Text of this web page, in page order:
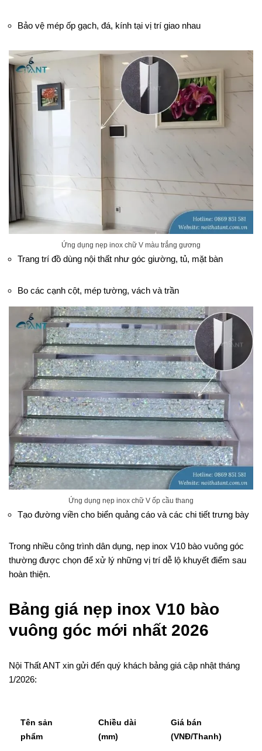
Bảo vệ mép ốp gạch, đá, kính tại vị trí giao nhau
Ứng dụng nẹp inox chữ V màu trắng gương
Trang trí đồ dùng nội thất như góc giường, tủ, mặt bàn
Bo các cạnh cột, mép tường, vách và trần
Ứng dụng nẹp inox chữ V ốp cầu thang
Tạo đường viền cho biển quảng cáo và các chi tiết trưng bày
Trong nhiều công trình dân dụng, nẹp inox V10 bào vuông góc
thường được chọn để xử lý những vị trí dễ lộ khuyết điểm sau
hoàn thiện.
Bảng giá nẹp inox V10 bào
vuông góc mới nhất 2026
Nội Thất ANT xin gửi đến quý khách bảng giá cập nhật tháng
1/2026:
Tên sản
phẩm
Chiều dài
(mm)
Giá bán
(VNĐ/Thanh)